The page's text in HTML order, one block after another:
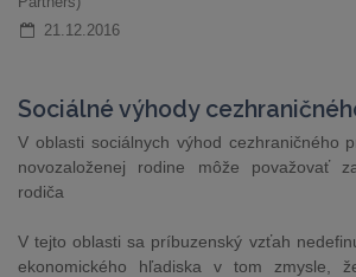
21.12.2016
Sociálné výhody
V oblasti sociálnych výhod cezhraničného
novozaloženej rodine môže považovať
rodiča
V tejto oblasti sa príbuzenský vzťah
ekonomického hľadiska v tom zmysle,